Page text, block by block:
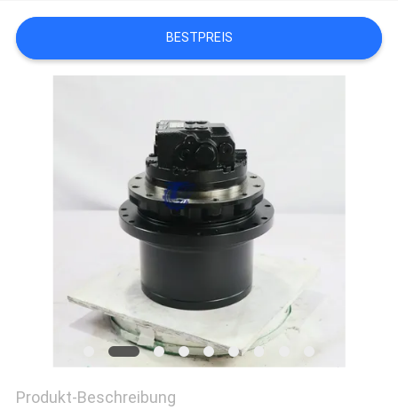
FÄLLE
DATENSCHUTZ-
BESTIMMUNGEN
BESTPREIS
Produkt-Beschreibung